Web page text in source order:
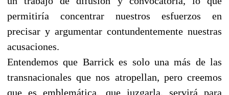
permitiría concentrar nuestros esfuerzos en
precisar y argumentar contundentemente nuestras
acusaciones.
Entendemos que Barrick es solo una más de las
transnacionales que nos atropellan, pero creemos
que es emblemática, que juzgarla, servirá para